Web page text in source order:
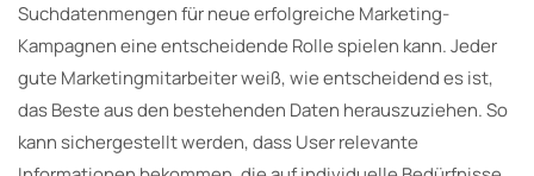
Suchdatenmengen für neue erfolgreiche Marketing-
Kampagnen eine entscheidende Rolle spielen kann. Jeder
gute Marketingmitarbeiter weiß, wie entscheidend es ist,
das Beste aus den bestehenden Daten herauszuziehen. So
kann sichergestellt werden, dass User relevante